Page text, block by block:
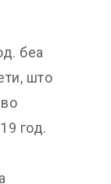
беа
што
год.